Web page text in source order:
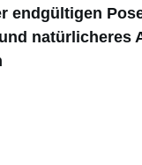
endgültigen
natürlicheres